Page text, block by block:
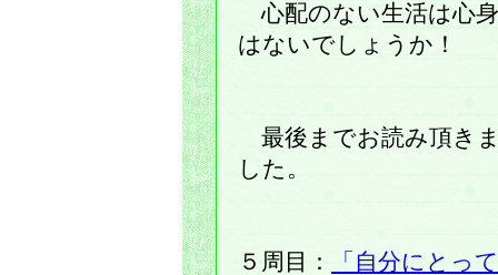
心配のない生活は心
はないでしょうか！
最後までお読み頂き
した。
５周目：
「自分にとっ